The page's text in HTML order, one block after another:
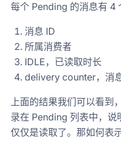
每个 Pending 的消息有 4
消息 ID
所属消费者
IDLE，已读取时长
delivery counter，消
上面的结果我们可以看到
录在 Pending 列表中，说
仅仅是读取了。那如何表